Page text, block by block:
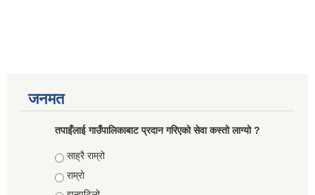
जनमत
तपाइँलाई गाउँपालिकाबाट प्रदान गरिएको सेवा कस्तो लाग्यो ?
Choices
साह्रै राम्रो
राम्रो